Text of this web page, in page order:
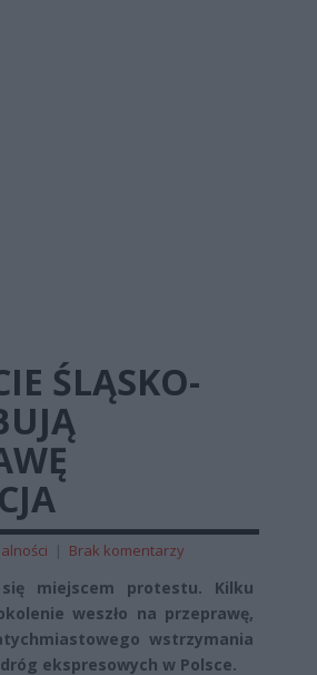
ŚLĄSKO-
| Brak komentarzy
miejscem protestu. Kilku
weszło na przeprawę,
wstrzymania
ekspresowych w Polsce.